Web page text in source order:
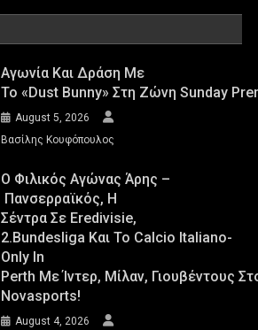
Αγωνία Και Δράση Με
Το «Dust Bunny» Στη Ζώνη Sunday
August 5, 2026
Βασίλης Κουφόπουλος
Ο Φιλικός Αγώνας Άρης –
Πανσερραϊκός, Η
Σέντρα Σε Eredivisie,
2.Bundesliga Και Το Calcio Italiano-
Only In
Perth Με Ίντερ, Μίλαν, Γιουβέντους
Novasports!
August 4, 2026